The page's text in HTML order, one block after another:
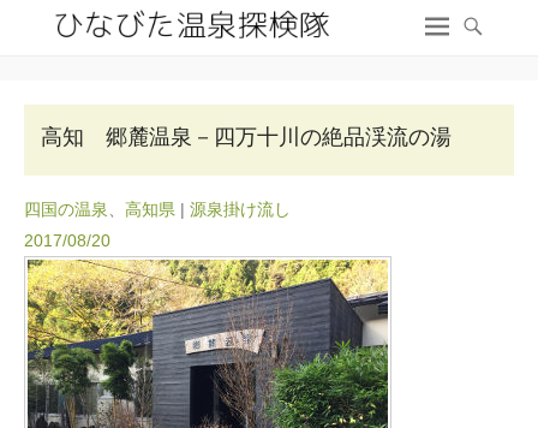
高知 郷麓温泉－四万十川の絶品渓流の湯
四国の温泉 高知県 | 源泉掛け流し
2017/08/20